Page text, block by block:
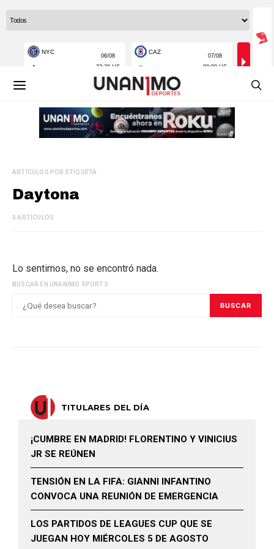
ARTÍCULOS POR ETIQUETA
Daytona
0 ARTÍCULOS
Lo sentimos, no se encontró nada.
BUSCAR EN UNANIMO SPORTS:
BUSCAR
TITULARES DEL DÍA
¡CUMBRE EN MADRID! FLORENTINO Y VINICIUS
JR SE REÚNEN
TENSIÓN EN LA FIFA: GIANNI INFANTINO
CONVOCA UNA REUNIÓN DE EMERGENCIA
LOS PARTIDOS DE LEAGUES CUP QUE SE
JUEGAN HOY MIÉRCOLES 5 DE AGOSTO